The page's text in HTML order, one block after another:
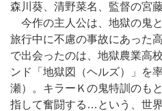
森川葵、清野菜名、監督の宮
今作の主人公は、地獄の鬼
旅行中に不慮の事故にあった
で出会ったのは、地獄農業高
ンド「地獄図（ヘルズ）」を
瀬）。キラーＫの鬼特訓のも
指して奮闘する…という、世界